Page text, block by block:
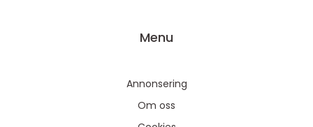
Menu
Annonsering
Om oss